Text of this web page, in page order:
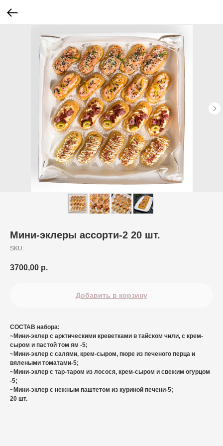
Мини-эклеры ассорти-2 20 шт.
SKU:
3700,00 р.
Добавить в корзину
СОСТАВ набора:
~Мини-эклер с арктическими креветками в тайском чили, с крем-
сыром и пастой том ям -5;
~Мини-эклер с салями, крем-сыром, пюре из печеного перца и
вялеными томатами-5;
~Мини-эклер с тар-таром из лосося, крем-сыром и свежим огурцом
-5;
~Мини-эклер с нежным паштетом из куриной печени-5;
20 шт.